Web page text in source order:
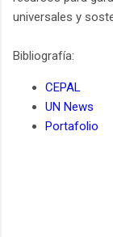
universales y
Bibliografía:
CEPAL
UN News
Portafolio